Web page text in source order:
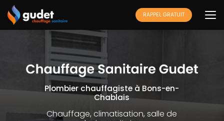
Aller
au
contenu
principal
RAPPEL GRATUIT
Plombier chauffagiste à Bons-en-
Chablais
Chauffage, climatisation, salle de